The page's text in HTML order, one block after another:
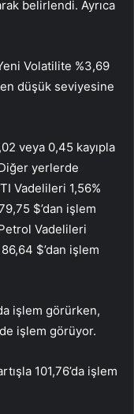
belirlendi. Ayrıca
Volatilite %3,69
düşük seviyesine
veya 0,45 kayıpla
yerlerde
Vadelileri 1,56%
$’dan işlem
Vadelileri
$’dan işlem
işlem görürken,
işlem görüyor.
101,76’da işlem